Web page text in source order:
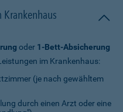
Krankenhaus
oder 1-Bett-Absicherung
im Krankenhaus:
(je nach gewähltem
durch einen Arzt oder eine